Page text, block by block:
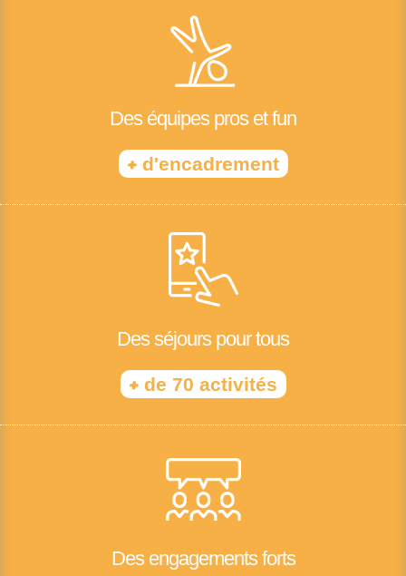
Des équipes pros et fun
+d'encadrement
Des séjours pour tous
+de 70 activités
Des engagements forts